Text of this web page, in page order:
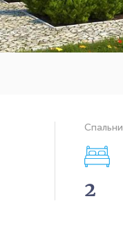
Спальни
2